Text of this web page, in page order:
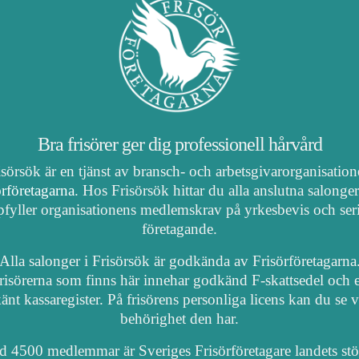
Bra frisörer ger dig professionell hårvård
är en tjänst av bransch- och
. Hos Frisörsök hittar du alla anslutna
organisationens medlemskrav på yrkesbevis och
företagande.
Alla salonger i Frisörsök är godkända av
som finns här innehar godkänd F-skattsedel och
kassaregister. På frisörens personliga licens kan du se
behörighet den har.
4500 medlemmar är Sveriges Frisörföretagare landets